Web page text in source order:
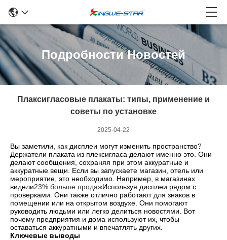
Подробности Новостей
Плаксигласовые плакаты: типы, применение и
советы по установке
2025-04-22
Вы заметили, как дисплеи могут изменить пространство?
Держатели плаката из плексигласа делают именно это. Они
делают сообщения, сохраняя при этом аккуратные и
аккуратные вещи. Если вы запускаете магазин, отель или
мероприятие, это необходимо. Например, в магазинах
видели23% больше продажИспользуя дисплеи рядом с
проверками. Они также отлично работают для знаков в
помещении или на открытом воздухе. Они помогают
руководить людьми или легко делиться новостями. Вот
почему предприятия и дома используют их, чтобы
оставаться аккуратными и впечатлять других.
Ключевые выводы